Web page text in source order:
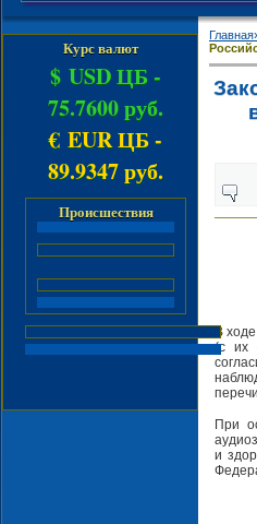
В
(с их
При
и
Курс валют
$ USD ЦБ -
75.7600 руб.
€ EUR ЦБ -
89.9347 руб.
Происшествия